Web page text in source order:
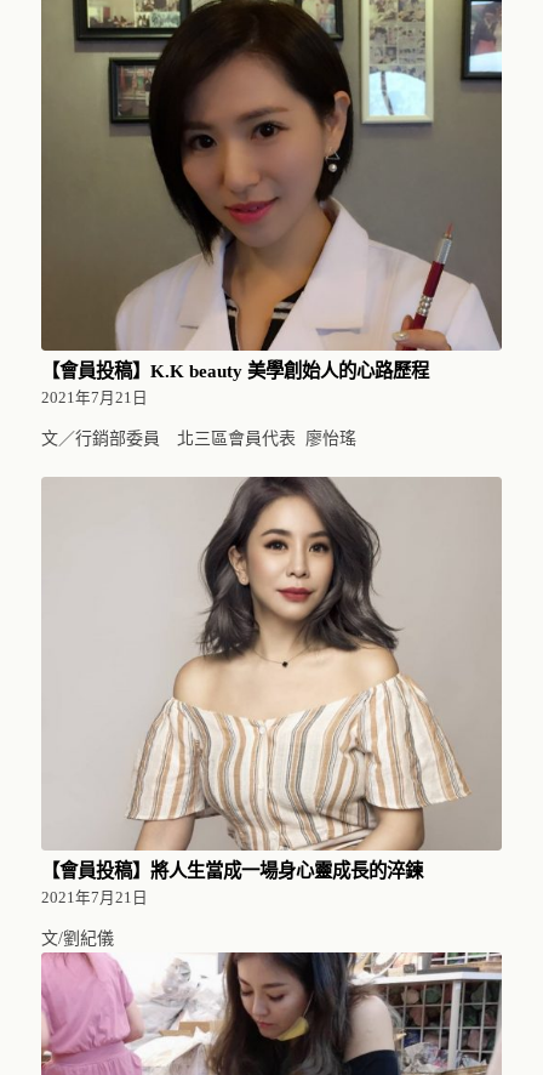
【會員投稿】K.K beauty 美學創始人的心路歷程
2021年7月21日
文／行銷部委員 北三區會員代表 廖怡瑤
【會員投稿】將人生當成一場身心靈成長的淬鍊
2021年7月21日
文/劉紀儀